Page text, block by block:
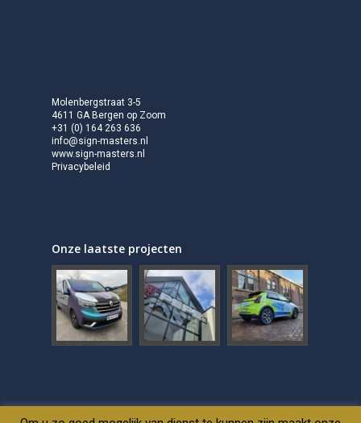
Molenbergstraat 3-5
4611 GA Bergen op Zoom
+31 (0) 164 263 636
info@sign-masters.nl
www.sign-masters.nl
Privacybeleid
Onze laatste projecten